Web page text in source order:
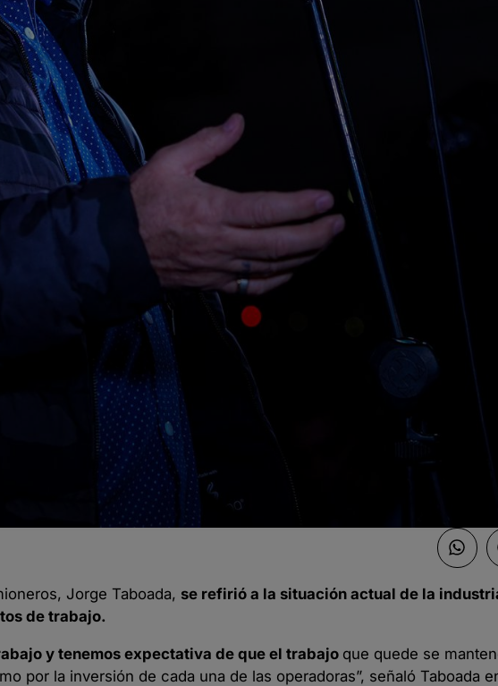
Jorge Taboada, se refirió a la situación actual de la
de trabajo.
y tenemos expectativa de que el trabajo que quede se
por la inversión de cada una de las operadoras”, señaló Taboada